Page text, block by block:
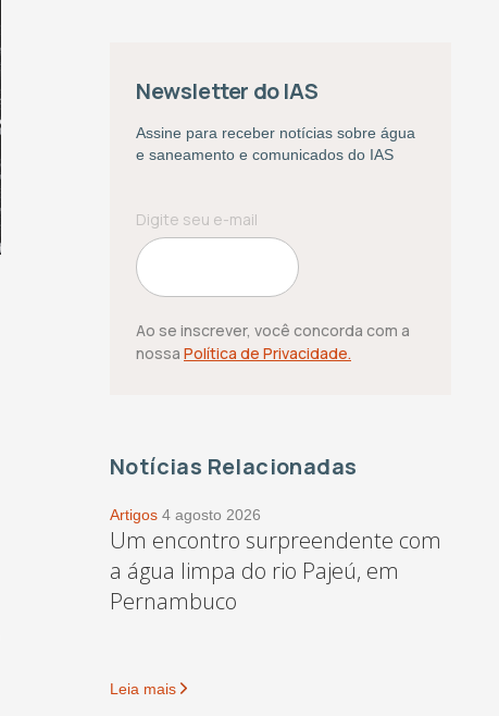
Newsletter do IAS
Assine para receber notícias sobre água
e saneamento e comunicados do IAS
Ao se inscrever, você concorda com a
nossa Política de Privacidade.
Notícias Relacionadas
Artigos 4 agosto 2026
Um encontro surpreendente com
a água limpa do rio Pajeú, em
Pernambuco
Leia mais